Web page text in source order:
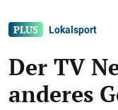
Lokalsport
Der TV
anderes